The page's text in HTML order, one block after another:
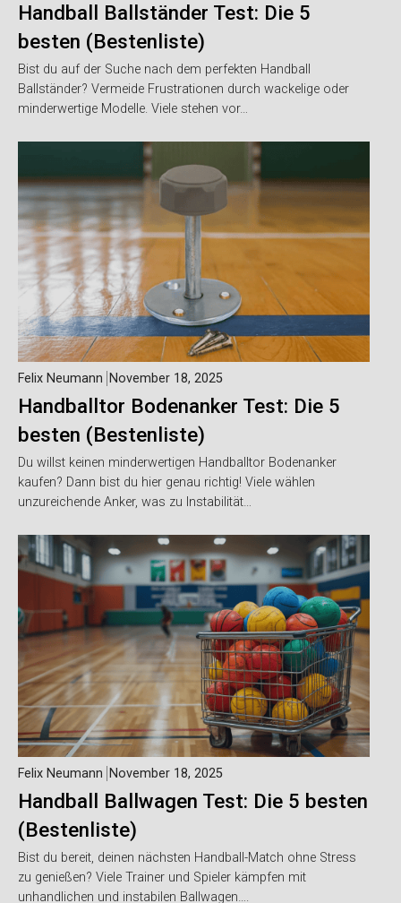
Handball Ballständer Test: Die 5
besten (Bestenliste)
Bist du auf der Suche nach dem perfekten Handball
Ballständer? Vermeide Frustrationen durch wackelige oder
minderwertige Modelle. Viele stehen vor…
Handballtor Bodenanker Test: Die 5
besten (Bestenliste)
Felix Neumann November 18, 2025
Du willst keinen minderwertigen Handballtor Bodenanker
kaufen? Dann bist du hier genau richtig! Viele wählen
unzureichende Anker, was zu Instabilität…
Handball Ballwagen Test: Die 5 besten
(Bestenliste)
Felix Neumann November 18, 2025
Bist du bereit, deinen nächsten Handball-Match ohne Stress
zu genießen? Viele Trainer und Spieler kämpfen mit
unhandlichen und instabilen Ballwagen….